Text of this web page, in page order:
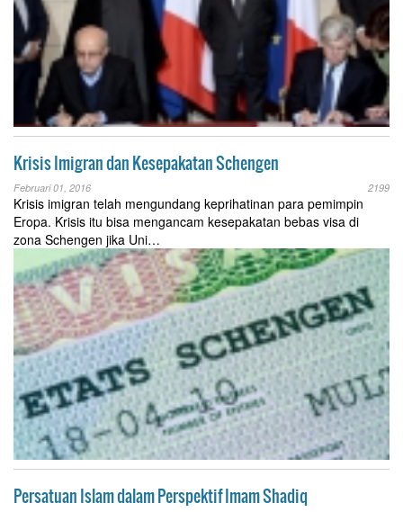
Krisis Imigran dan Kesepakatan Schengen
Februari 01, 2016 2199
Krisis imigran telah mengundang keprihatinan para pemimpin
Eropa. Krisis itu bisa mengancam kesepakatan bebas visa di
zona Schengen jika Uni…
Persatuan Islam dalam Perspektif Imam Shadiq